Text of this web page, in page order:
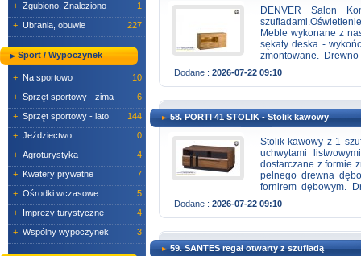
+ Zgubiono, Znaleziono
1
+ Ubrania, obuwie 227
Sport / Wypoczynek
+ Na sportowo
10
+ Sprzęt sportowy - zima
6
+ Sprzęt sportowy - lato
144
+ Jeździectwo
0
+ Agroturystyka
4
+ Kwatery prywatne
7
+ Ośrodki wczasowe
5
+ Imprezy turystyczne
4
+ Wspólny wypoczynek 3
DENVER Salon
Meble wykonane z
sękaty deska -
zmontowane.
słojów, ich
słońca, powiew
z którego
komody, szafki RTV,
dzienny lub jadalnię.
niektóre bryły.
meblodom.com.pl
ODWIEDZENIA
Dodane : 2026-07-22 09:10
58. PORTI 41 STOLIK - Stolik kawowy
Stolik kawowy z 1
uchwytami
dostarczane z formie
pełnego drewna
fornirem dębowym.
systemem cichego
Szerokość 110
207 Rzeszów 509-
SKLEPU
Dodane : 2026-07-22 09:10
59. SANTES regał otwarty z szufladą